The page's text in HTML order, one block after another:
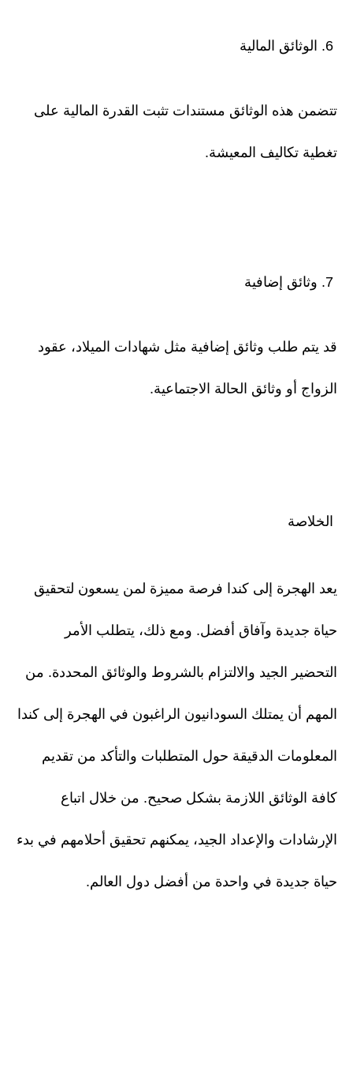
تتضمن هذه الوثائق مستندات تثبت القدرة المالية على
تغطية تكاليف المعيشة.
قد يتم طلب وثائق إضافية مثل شهادات الميلاد، عقود
الزواج أو وثائق الحالة الاجتماعية.
الخلاصة
يعد الهجرة إلى كندا فرصة مميزة لمن يسعون لتحقيق
حياة جديدة وآفاق أفضل. ومع ذلك، يتطلب الأمر
التحضير الجيد والالتزام بالشروط والوثائق المحددة. من
المهم أن يمتلك السودانيون الراغبون في الهجرة إلى كندا
المعلومات الدقيقة حول المتطلبات والتأكد من تقديم
كافة الوثائق اللازمة بشكل صحيح. من خلال اتباع
الإرشادات والإعداد الجيد، يمكنهم تحقيق أحلامهم في بدء
حياة جديدة في واحدة من أفضل دول العالم.